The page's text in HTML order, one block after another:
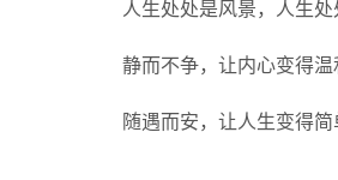
人生处处是风景，人生处
静而不争，让内心变得温
随遇而安，让人生变得简